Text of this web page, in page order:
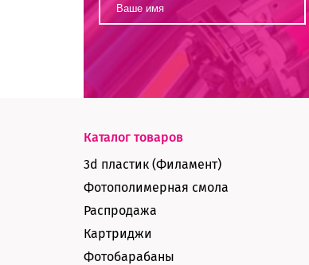
Каталог товаров
3d пластик (Филамент)
Фотополимерная смола
Распродажа
Картриджи
Фотобарабаны